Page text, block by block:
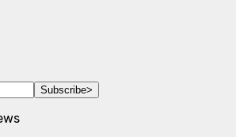
Subscribe>